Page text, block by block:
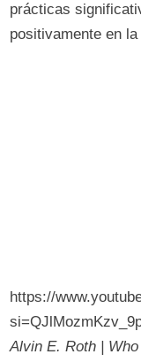
prácticas
positivamente en
https://
Alvin E. Roth |